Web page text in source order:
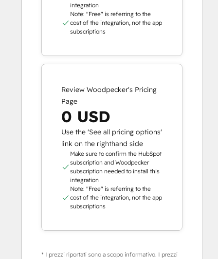
integration
Note: "Free" is referring to the
cost of the integration, not the app
subscriptions
Review Woodpecker's Pricing
Page
0 USD
Use the 'See all pricing options'
link on the righthand side
Make sure to confirm the HubSpot
subscription and Woodpecker
subscription needed to install this
integration
Note: "Free" is referring to the
cost of the integration, not the app
subscriptions
* I prezzi riportati sono a scopo informativo. I prezzi